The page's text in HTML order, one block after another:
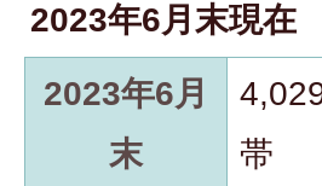
2023年6月末現在
2023年6月
末
帯